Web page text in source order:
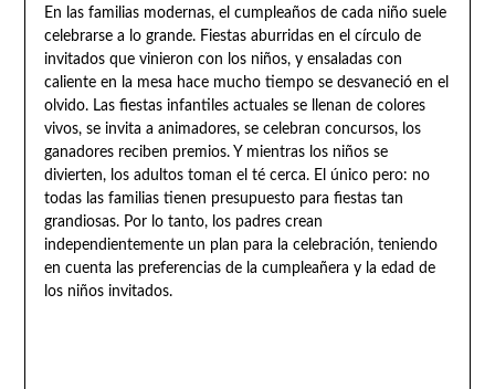
En las familias modernas, el cumpleaños de cada niño suele
celebrarse a lo grande. Fiestas aburridas en el círculo de
invitados que vinieron con los niños, y ensaladas con
caliente en la mesa hace mucho tiempo se desvaneció en el
olvido. Las fiestas infantiles actuales se llenan de colores
vivos, se invita a animadores, se celebran concursos, los
ganadores reciben premios. Y mientras los niños se
divierten, los adultos toman el té cerca. El único pero: no
todas las familias tienen presupuesto para fiestas tan
grandiosas. Por lo tanto, los padres crean
independientemente un plan para la celebración, teniendo
en cuenta las preferencias de la cumpleañera y la edad de
los niños invitados.